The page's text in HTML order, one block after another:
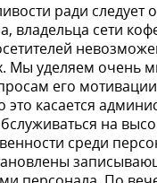
ради
владельца сети
Мы уделяем очень
его
это касается
на
среди